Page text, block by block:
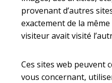
provenant d’autres
exactement de la
visiteur avait visité
Ces sites web peuvent
vous concernant,